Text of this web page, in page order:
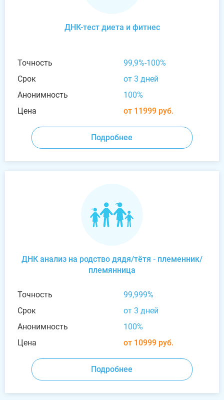
ДНК-тест диета и фитнес
Точность
99,9%-100%
Срок
от 3 дней
Анонимность
100%
Цена
от 11999 руб.
Подробнее
ДНК анализ на родство дядя/тётя - племенник/
племянница
Точность
99,999%
Срок
от 3 дней
Анонимность
100%
Цена
от 10999 руб.
Подробнее